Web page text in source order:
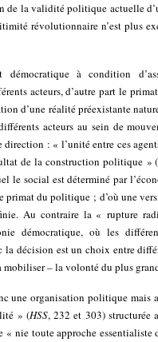
de la validité politique actuelle
révolutionnaire n’est plus
démocratique à condition
acteurs, d’autre part le
d’une réalité préexistante
acteurs au sein de
: « l’unité entre ces
de la construction politique » (
le social est déterminé par
du politique ; d’où une
Au contraire la « rupture
démocratique, où les
la décision est un choix entre
mobiliser – la volonté du plus
une organisation politique
» (HSS, 232 et 303) structurée
« nie toute approche